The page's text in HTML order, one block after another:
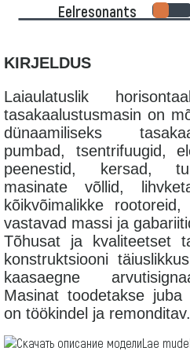
Eelresonants
KIRJELDUS
Laiaulatuslik
tasakaalustusmasin on
dünaamiliseks
pumbad, tsentrifuugid,
peenestid, kersad,
masinate võllid,
kõikvõimalikke
vastavad massi ja
Tõhusat ja kvaliteetset
konstruktsiooni
kaasaegne
Masinat toodetakse
on töökindel ja remonditav.
Lae